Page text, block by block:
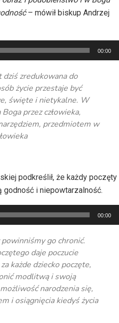
– mówił biskup Andrzej
00:00
zredukowana do
życie przestaje być
święte i nietykalne. W
przez człowieka,
przedmiotem w
podkreślił, że każdy poczęty
godność i niepowtarzalność.
00:00
go chronić.
daje poczucie
każde dziecko poczęte,
modlitwą i swoją
narodzenia się,
i osiągnięcia kiedyś życia